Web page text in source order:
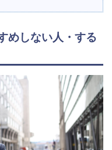
めしない人・する